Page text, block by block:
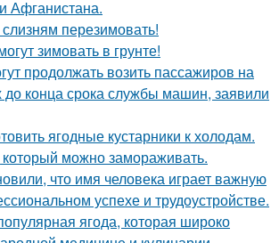
Афганистана.
перезимовать!
зимовать в грунте!
продолжать возить пассажиров на
до конца срока службы машин, заявили
ягодные кустарники к холодам.
можно замораживать.
что имя человека играет важную
успехе и трудоустройстве.
ягода, которая широко